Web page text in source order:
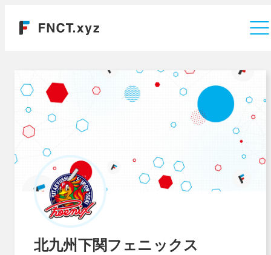
北九州下関フェニックス